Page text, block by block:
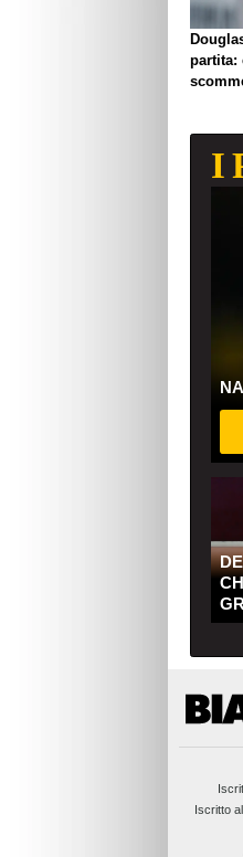
partita:
I
Iscritto